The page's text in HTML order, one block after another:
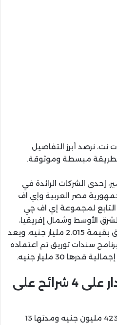
نرصد أبرز التفاصيل
مبسطة وموثوقة.
إحدى الشركات الرائدة في
مصر العربية وإي اف
التابع لمجموعة إي اف چي
الأوسط وشمال إفريقيا،
عن إتمام إصدار سندات توريق بقيمة 2.015 مليار جنيه. ويعد
سندات توريق تم اعتماده
30 مليار جنيه.
وقد تم طرح الإصدار على 4 شرائح على
• تبلغ قيمة الشريحة (A) 423.15 مليون جنيه ومدتها 13